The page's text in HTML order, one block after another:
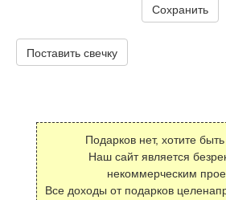
Сохранить
Поставить свечку
Подарков нет, хотите
Наш сайт является
некоммерческим
Все доходы от подарков